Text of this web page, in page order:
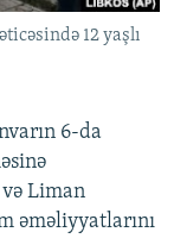
12 yaşlı
6-da
Liman
əməliyyatlarını